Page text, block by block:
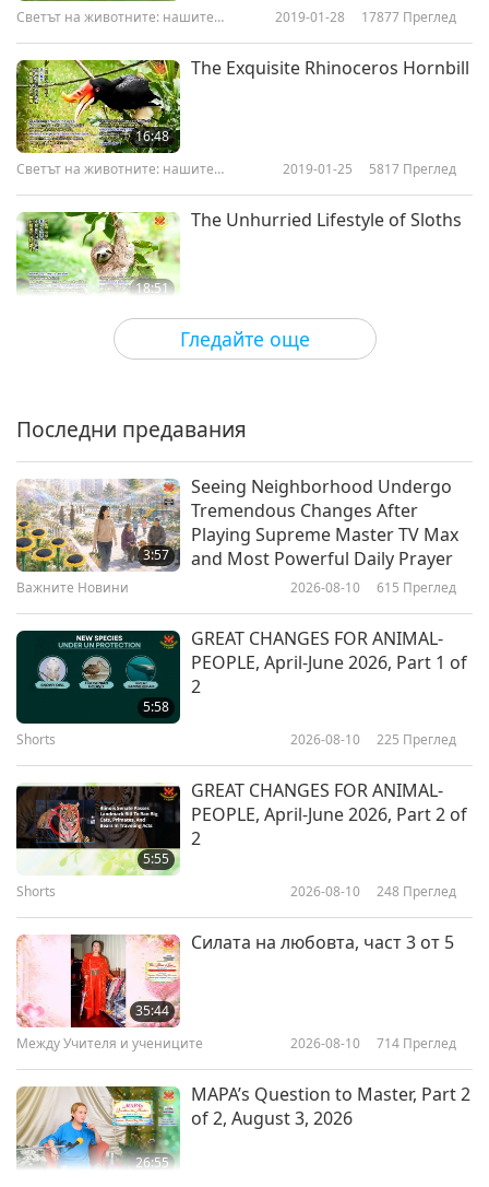
Гледайте още
Светът на животните: нашите
2019-01-28 17877 Преглед
16:48
The Exquisite Rhinoceros Hornbill
Светът на животните: нашите
2019-01-25 5817 Преглед
18:51
The Unhurried Lifestyle of Sloths
Светът на животните: нашите
2019-01-18 5849
12:18
съобитатели
The Animals Celebrate Vegan
New Year 2019! Part 1 of 2
съобитатели
Models of Love - Brave Animal
Rescuers
съобитатели
Jesus and the Animals
съобитатели
19:50
съобитатели
Последни предавания
3:57
Seeing Neighborhood Undergo
Tremendous Changes After
Playing Supreme Master TV Max
and Most Powerful Daily Prayer
Важните Новини 2026-08-10 615 Преглед
5:58
GREAT CHANGES FOR ANIMAL-
PEOPLE, April-June 2026, Part 1 of
2
Shorts 2026-08-10 225 Преглед
5:55
GREAT CHANGES FOR ANIMAL-
PEOPLE, April-June 2026, Part 2 of
2
Shorts 2026-08-10 248 Преглед
35:44
Силата на любовта, част 3 от 5
Между Учителя и учениците 2026-08-10 714 Преглед
26:55
MAPA’s Question to Master, Part 2
of 2, August 3, 2026